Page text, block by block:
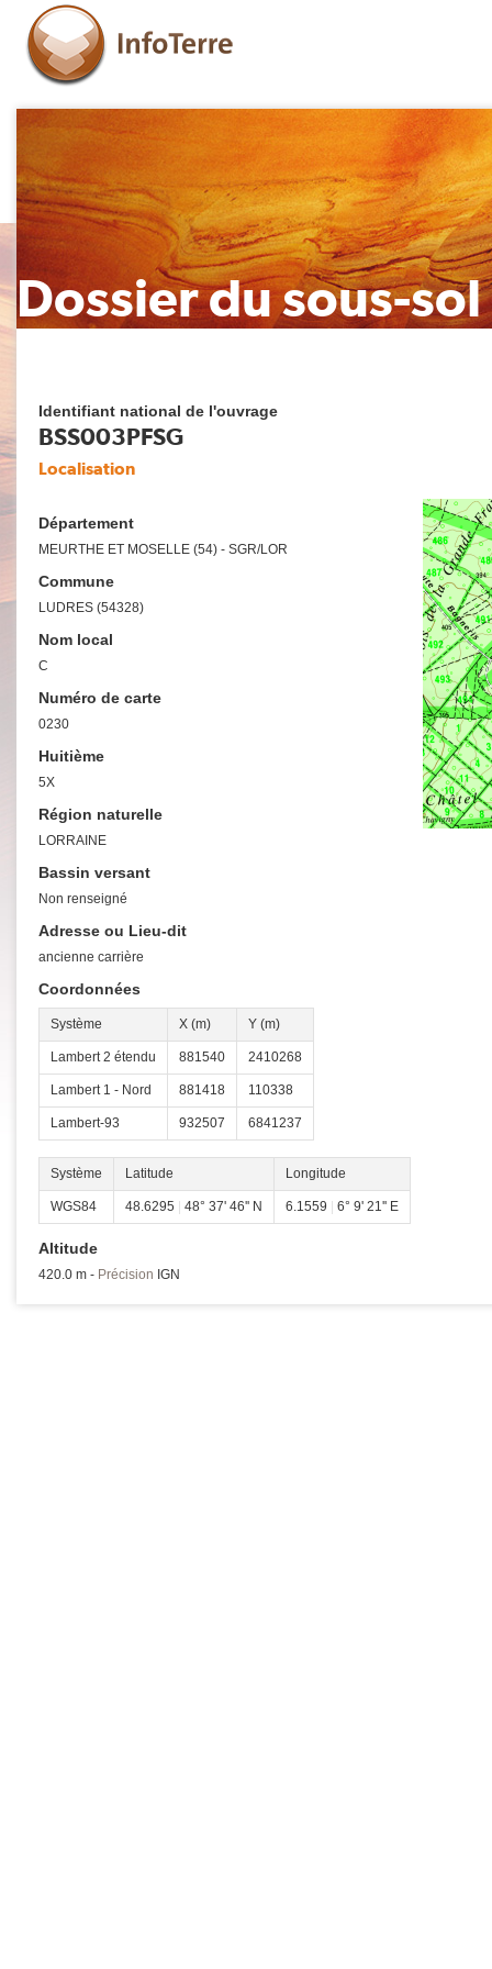
Dossier du sous-sol
Identifiant national de l'ouvrage
BSS003PFSG
Localisation
Département
MEURTHE ET MOSELLE (54) - SGR/LOR
Commune
LUDRES (54328)
Nom local
C
Numéro de carte
0230
Huitième
5X
Région naturelle
LORRAINE
Bassin versant
Non renseigné
Adresse ou Lieu-dit
ancienne carrière
Coordonnées
Système X (m) Y (m)
Lambert 2 étendu 881540 2410268
Lambert 1 - Nord 881418 110338
Lambert-93 932507 6841237
Système Latitude Longitude
WGS84 48.6295 48° 37' 46'' N 6.1559 6° 9' 21'' E
Altitude
420.0 m - Précision IGN